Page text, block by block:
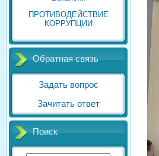
ПРОТИВОДЕЙСТВИЕ
КОРРУПЦИИ
Обратная связь
Задать вопрос
Зачитать ответ
Поиск